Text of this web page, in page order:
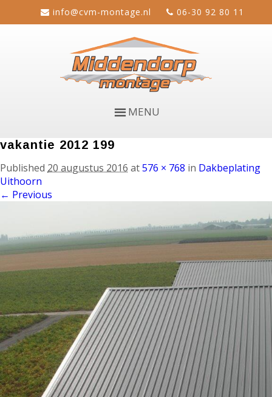
info@cvm-montage.nl 06-30 92 80 11
MENU
vakantie 2012 199
Published 20 augustus 2016 at576 × 768 in Dakbeplating
Uithoorn
← Previous